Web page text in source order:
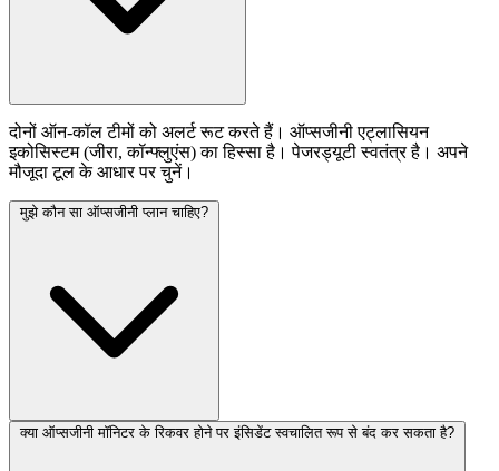
दोनों ऑन-कॉल टीमों को अलर्ट रूट करते हैं। ऑप्सजीनी एट्लासियन
इकोसिस्टम (जीरा, कॉन्फ्लुएंस) का हिस्सा है। पेजरड्यूटी स्वतंत्र है। अपने
मौजूदा टूल के आधार पर चुनें।
मुझे कौन सा ऑप्सजीनी प्लान चाहिए?
क्या ऑप्सजीनी मॉनिटर के रिकवर होने पर इंसिडेंट स्वचालित रूप से बंद कर सकता है?